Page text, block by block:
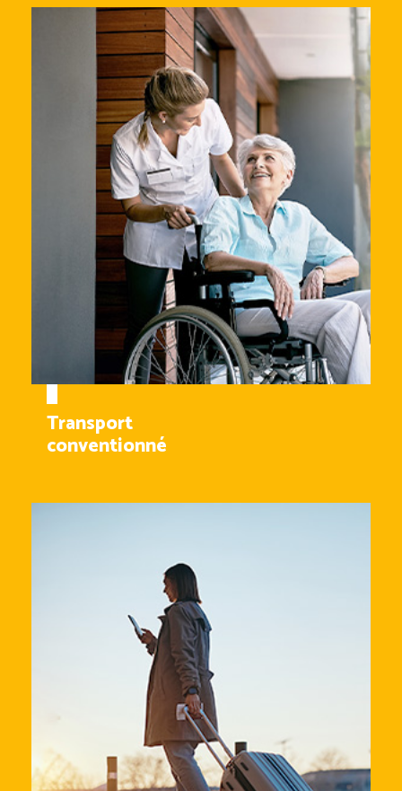
Transport
conventionné